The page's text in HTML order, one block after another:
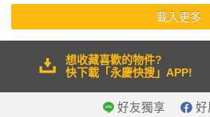
載入更多
想收藏喜歡的物件?
快下載「永慶快搜」APP!
好友獨享 好